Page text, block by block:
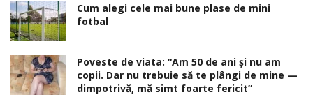
Cum alegi cele mai bune plase de mini
fotbal
Poveste de viata: “Am 50 de ani și nu am
copii. Dar nu trebuie să te plângi de mine —
dimpotrivă, mă simt foarte fericit”